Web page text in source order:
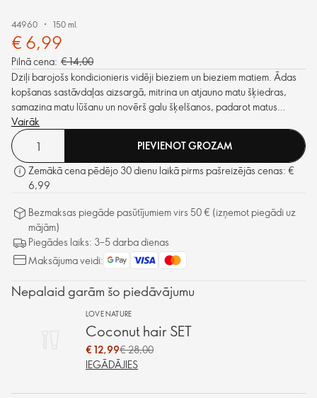
44960 150 ml.
€ 6,99
Pilnā cena: € 14,00
Dziļi barojošs kondicionieris vidēji bieziem un bieziem matiem. Ādas
kopšanas sastāvdaļas aizsargā, mitrina un atjauno matu šķiedras,
samazina matu lūšanu un novērš galu šķelšanos, padarot matus
mīkstus un gludus, kā arī palīdz savaldīt pūkainus matus.
Vairāk
PIEVIENOT GROZAM
Zemākā cena pēdējo 30 dienu laikā pirms pašreizējās cenas: €
6,99
Bezmaksas piegāde pasūtījumiem virs 50 € (izņemot piegādi uz
mājām)
Piegādes laiks: 3–5 darba dienas
Maksājuma veidi:
Nepalaid garām šo piedāvājumu
LOVE NATURE
Coconut hair SET
€ 12,99€ 28,00
IEGĀDĀJIES